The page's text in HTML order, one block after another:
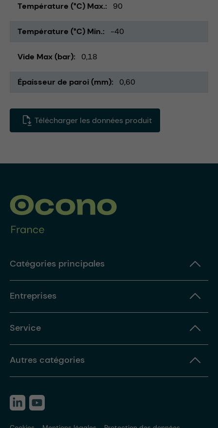
Température (°C) Max. 90
Température (°C) Min. -40
Vide Max (bar) 0,18
Épaisseur de paroi (mm) 0,60
Télécharger les données produit
Catégories principales
Entreprises
Service
Autres catégories